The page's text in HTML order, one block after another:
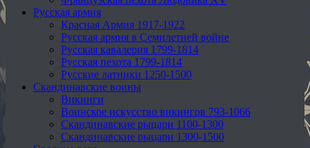
Русская армия
Красная Армия 1917-1922
Русская армия в Семилетней войне
Русская кавалерия 1799-1814
Русская пехота 1799-1814
Русские латники 1250-1500
Скандинавские воины
Викинги
Воинское искусство викингов 793-1066
Скандинавские рыцари 1100-1300
Скандинавские рыцари 1300-1500